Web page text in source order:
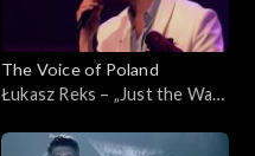
The Voice of Poland
Łukasz Reks – „Just the Way
Poland”, Live 3, 22 listopada